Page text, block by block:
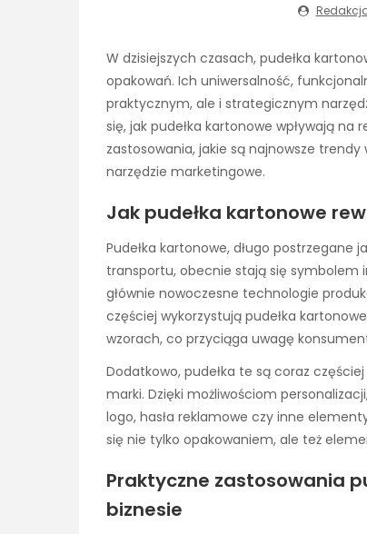
W dzisiejszych czasach, pudełka
opakowań. Ich uniwersalność,
praktycznym, ale i strategicznym
się, jak pudełka kartonowe wpływają
zastosowania, jakie są najnowsze
narzędzie marketingowe.
Jak pudełka kartonowe
Pudełka kartonowe, długo
transportu, obecnie stają się symbolem
głównie nowoczesne technologie
częściej wykorzystują pudełka
wzorach, co przyciąga uwagę
Dodatkowo, pudełka te są coraz
marki. Dzięki możliwościom
logo, hasła reklamowe czy inne
się nie tylko opakowaniem, ale też
Praktyczne zastosowania
biznesie